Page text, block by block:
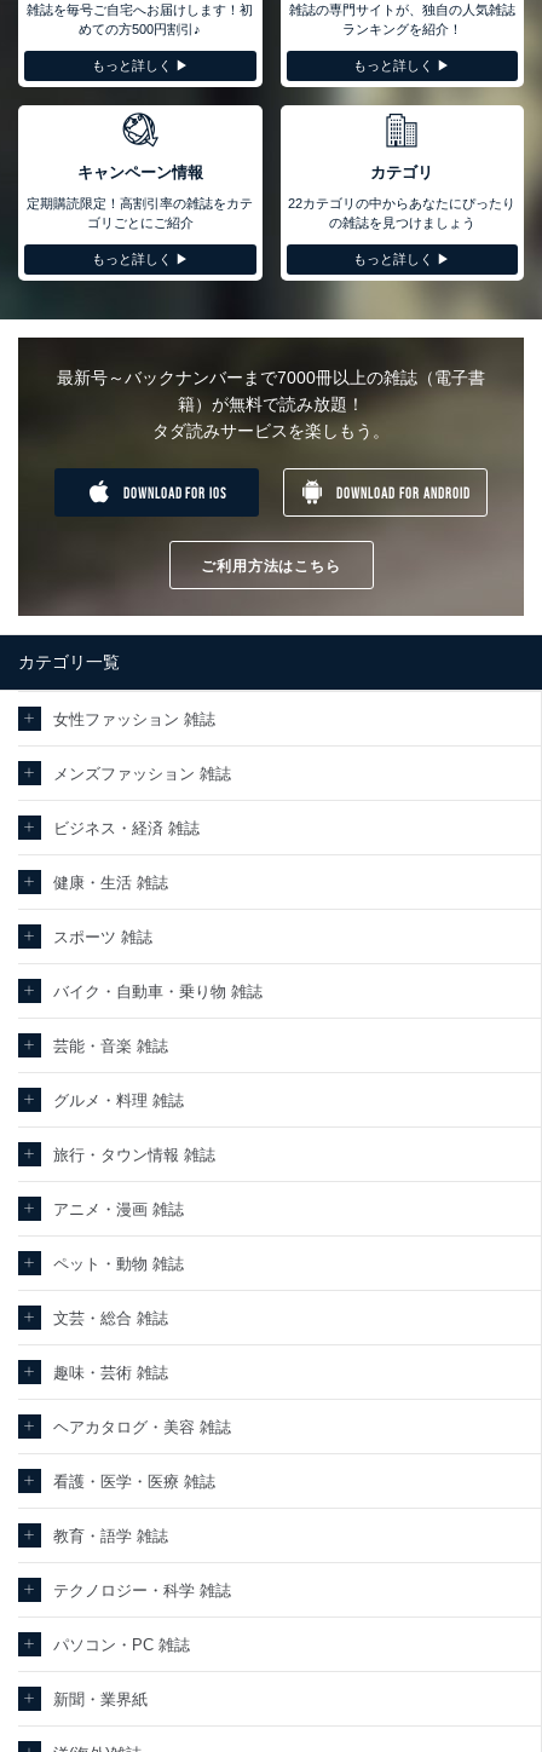
その他の規範を常に適合させます。
個人情報の安全管理措置
ュリティ対策をはじめとする安全対策を実施し、個人情報の漏え
い、滅失またはき損の防止及び是正に努めます。
アクセス制御
個人データを取り扱うことのできる機器及び当該機器を取り扱
う従業者を明確化し、 個人データへの不要なアクセスを防止
アクセス者の識別と認証
ント制御）により、個人情報データベース等を取り扱う情報シ
外部からの不正アクセス等の防止
個人データを取り扱う機器等のオペレーティングシステムを最
新の状態に保持しています。
等を導入し、自動更新 機能等の活用により、これを最新状態
としています。
情報システムの使用に伴う漏洩等の防止
メール等により個人データの含まれるファイルを送信する場合
当社は、内部監査及びマネジメントレビューの機会を通じて、個人
情報保護マネジメントシステムを継続的に改善し、常に最良の状態
を維持します。
苦情及び相談受付け窓口
適切、かつ迅速に対応させていただきます。
株式会社富士山マガジンサービス 個人情報問い合わせ係
e-mail：cs@fujisan.co.jp
制定：2005年4月1日
株式会社富士山マガジンサービス
代表取締役会長 西野 伸一郎
１．個人情報保護管理者
当社は以下の個人情報保護管理者を設置し、個人情報保護管理者の
責任のもと、個人情報を取得・アクセス・利用・提供・管理いたし
ます。
株式会社富士山マガジンサービス
代表取締役会長 西野 伸一郎
個人情報保護管理者: 経営管理グループディレクター 前田 嘉也
当社が取り扱う開示対象個人情報の利用目的は次のとおりです。
No 個人情報の種類
1 ス等をご利用の方の個
人情報
購入商品の配送のため
歴や購買履歴等の情報を分析して、趣
味・嗜好に
当社にお問合わせいた
だいた方の個人情報
レーター教育など応対品質向上のため
雑誌を毎号ご自宅へお届けします！初
めての方500円割引♪
もっと詳しく ▶︎
雑誌の専門サイトが、独自の人気雑誌
ランキングを紹介！
もっと詳しく ▶︎
キャンペーン情報
定期購読限定！高割引率の雑誌をカテ
ゴリごとにご紹介
もっと詳しく ▶︎
カテゴリ
22カテゴリの中からあなたにぴったり
の雑誌を見つけましょう
もっと詳しく ▶︎
最新号～バックナンバーまで7000冊以上の雑誌（電子書
籍）が無料で読み放題！
タダ読みサービスを楽しもう。
DOWNLOAD FOR IOS DOWNLOAD FOR ANDROID
ご利用方法はこちら
カテゴリ一覧
女性ファッション 雑誌
メンズファッション 雑誌
ビジネス・経済 雑誌
健康・生活 雑誌
スポーツ 雑誌
バイク・自動車・乗り物 雑誌
芸能・音楽 雑誌
グルメ・料理 雑誌
旅行・タウン情報 雑誌
アニメ・漫画 雑誌
ペット・動物 雑誌
文芸・総合 雑誌
趣味・芸術 雑誌
ヘアカタログ・美容 雑誌
看護・医学・医療 雑誌
教育・語学 雑誌
テクノロジー・科学 雑誌
パソコン・PC 雑誌
新聞・業界紙